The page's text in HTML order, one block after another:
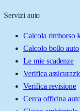
Servizi auto
Calcola rimborso
Calcolo bollo auto
Le mie scadenze
Verifica
Verifica revisione
Cerca officina